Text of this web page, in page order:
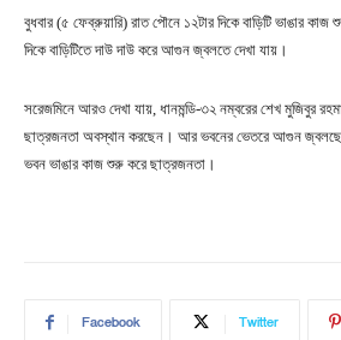
বুধবার (৫ ফেব্রুয়ারি) রাত পৌনে ১২টার দিকে বাড়িটি ভাঙার
দিকে বাড়িটিতে দাউ দাউ করে আগুন জ্বলতে দেখা যায়।
সরেজমিনে আরও দেখা যায়, ধানমন্ডি-৩২ নম্বরের শেখ মুজিবুর
ছাত্রজনতা অবস্থান করছেন। আর ভবনের ভেতরে আগুন
ভবন ভাঙার কাজ শুরু করে ছাত্রজনতা।
Facebook Twitter